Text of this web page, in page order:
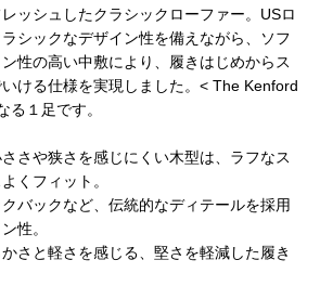
ッシュしたクラシックローファー。USロ
シックなデザイン性を備えながら、ソフ
性の高い中敷により、履きはじめからス
ける仕様を実現しました。< The Kenford
る１足です。
さや狭さを感じにくい木型は、ラフなス
くフィット。
バックなど、伝統的なディテールを採用
性。
さと軽さを感じる、堅さを軽減した履き